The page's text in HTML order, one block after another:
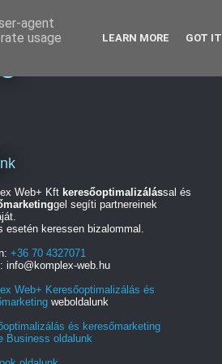
Web+ Kft keresőoptimalizálással és
gel segíti partnereinek
esetén keressen bizalommal.
+36 70 4327071
info@komplex-web.hu
Web+ Keresőoptimalizálás és
weboldalunk
és keresőmarketing
Business oldalunk
agent
usage
LEARN MORE GOT IT